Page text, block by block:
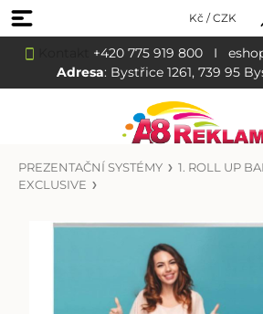
Kč / CZK
+420 775 919 800I
Adresa: Bystřice 1261, 739 95
PREZENTAČNÍ SYSTÉMY 1. ROLL UP
EXCLUSIVE